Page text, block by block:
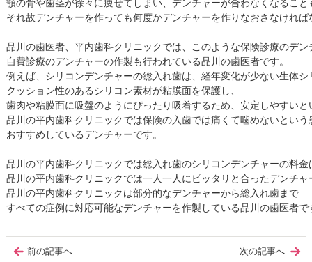
顎の骨や歯茎が徐々に痩せてしまい、デンチャーが合わなくなるこ
それ故デンチャーを作っても何度かデンチャーを作りなおさなけれ
品川の歯医者、平内歯科クリニックでは、このような保険診療のデ
自費診療のデンチャーの作製も行われている品川の歯医者です。
例えば、シリコンデンチャーの総入れ歯は、経年変化が少ない生体
クッション性のあるシリコン素材が粘膜面を保護し、
歯肉や粘膜面に吸盤のようにぴったり吸着するため、安定しやすい
品川の平内歯科クリニックでは保険の入歯では痛くて噛めないという
おすすめしているデンチャーです。
品川の平内歯科クリニックでは総入れ歯のシリコンデンチャーの料
品川の平内歯科クリニックでは一人一人にピッタリと合ったデンチ
品川の平内歯科クリニックは部分的なデンチャーから総入れ歯まで
すべての症例に対応可能なデンチャーを作製している品川の歯医者で
前の記事へ 次の記事へ